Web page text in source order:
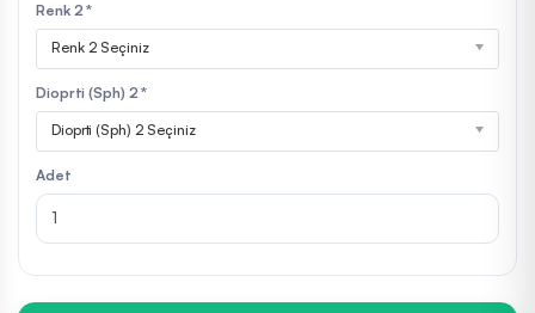
Renk 2 *
Renk 2 Seçiniz
Dioprti (Sph) 2 *
Dioprti (Sph) 2 Seçiniz
Adet